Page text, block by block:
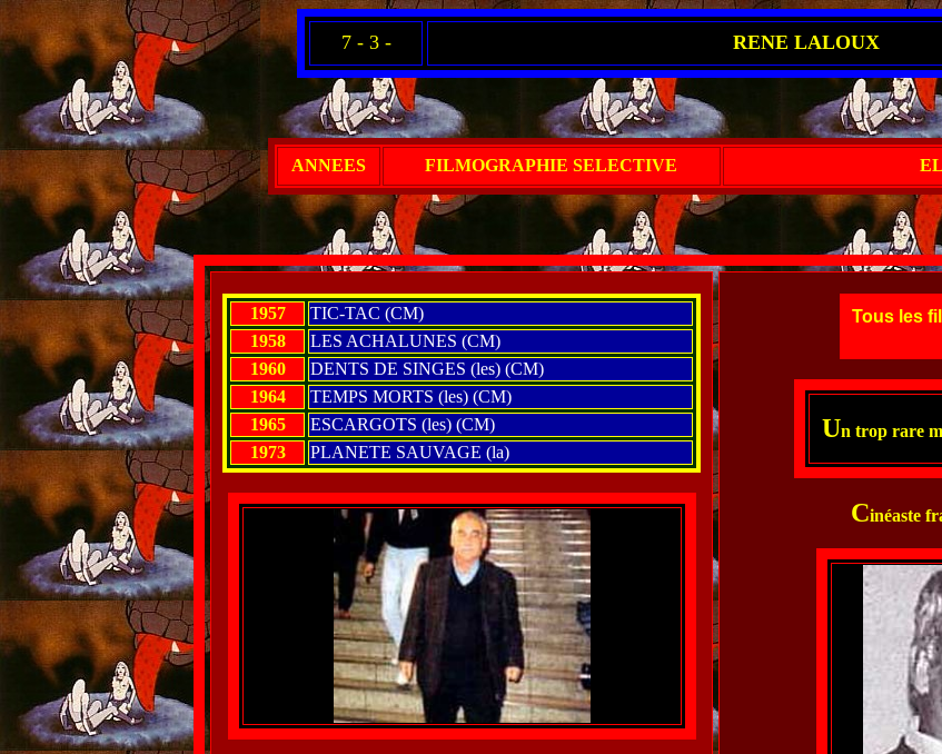
7 - 3 - RENE LALOUX
ANNEES FILMOGRAPHIE SELECTIVE
1957
TIC-TAC (CM)
1958
LES ACHALUNES (CM)
1960
DENTS DE SINGES (les) (CM)
1964
TEMPS MORTS (les) (CM)
1965
ESCARGOTS (les) (CM)
1973
PLANETE SAUVAGE (la)
Tous les
Un trop rare
Cinéaste